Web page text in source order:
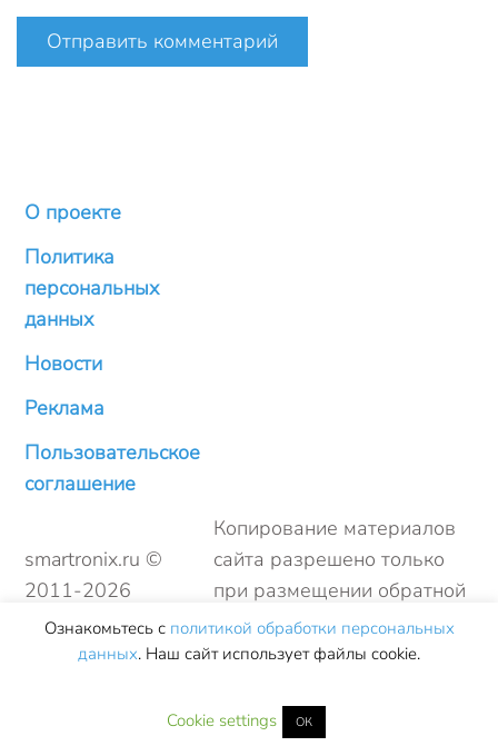
Отправить комментарий
О проекте
Политика
персональных
данных
Новости
Реклама
Пользовательское
соглашение
smartronix.ru ©
2011-2026
Копирование материалов
сайта разрешено только
при размещении обратной
ссылки
Ознакомьтесь с политикой обработки персональных
данных. Наш сайт использует файлы cookie.
Cookie settings ОК